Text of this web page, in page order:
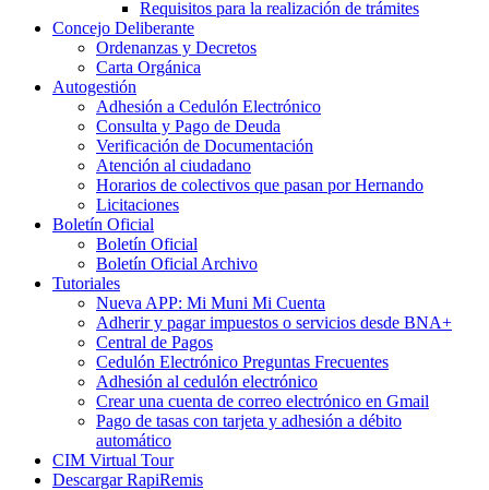
Requisitos para la realización de trámites
Concejo Deliberante
Ordenanzas y Decretos
Carta Orgánica
Autogestión
Adhesión a Cedulón Electrónico
Consulta y Pago de Deuda
Verificación de Documentación
Atención al ciudadano
Horarios de colectivos que pasan por Hernando
Licitaciones
Boletín Oficial
Boletín Oficial
Boletín Oficial Archivo
Tutoriales
Nueva APP: Mi Muni Mi Cuenta
Adherir y pagar impuestos o servicios desde BNA+
Central de Pagos
Cedulón Electrónico Preguntas Frecuentes
Adhesión al cedulón electrónico
Crear una cuenta de correo electrónico en Gmail
Pago de tasas con tarjeta y adhesión a débito
automático
CIM Virtual Tour
Descargar RapiRemis